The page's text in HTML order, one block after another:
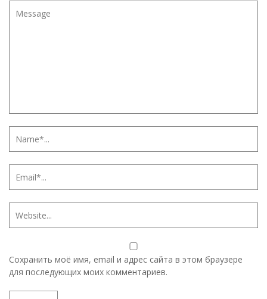
Сохранить моё имя, email и адрес сайта в этом браузере
для последующих моих комментариев.